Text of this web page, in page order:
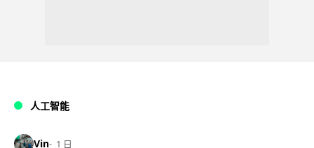
人工智能
Vin 1 日